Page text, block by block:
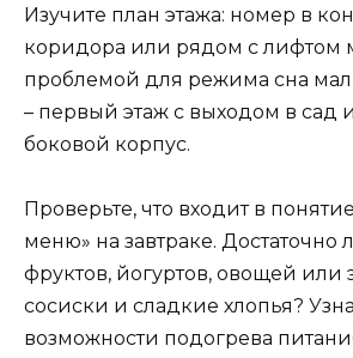
Изучите план этажа: номер в
коридора или рядом с лифтом
проблемой для режима сна
– первый этаж с выходом в сад
боковой корпус.
Проверьте, что входит в
меню» на завтраке. Достаточно
фруктов, йогуртов, овощей или
сосиски и сладкие хлопья?
возможности подогрева